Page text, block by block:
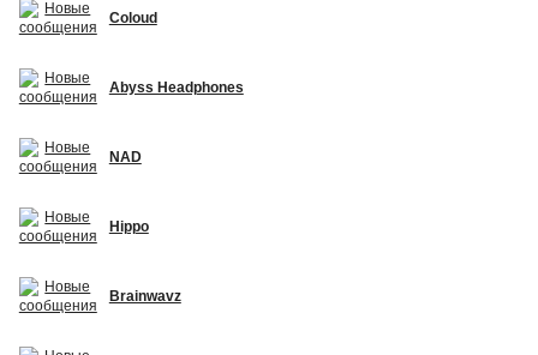
Coloud
Abyss Headphones
NAD
Hippo
Brainwavz